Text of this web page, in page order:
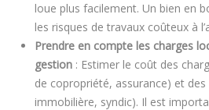
loue plus facilement. Un bien en
les risques de travaux coûteux à
Prendre en compte les charges
gestion : Estimer le coût des
de copropriété, assurance) et
immobilière, syndic). Il est